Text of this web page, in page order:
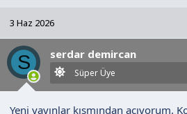
l
e
r
:
3 Haz 2026
S serdar demircan
Süper Üye
Yeni yayınlar kısmından açıyorum.